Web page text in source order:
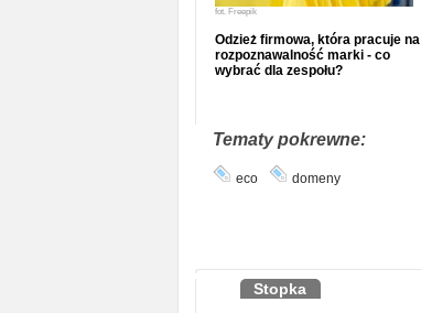
fot. Freepik
Odzież firmowa, która pracuje na
rozpoznawalność marki - co
wybrać dla zespołu?
Tematy pokrewne:
eco domeny
Stopka